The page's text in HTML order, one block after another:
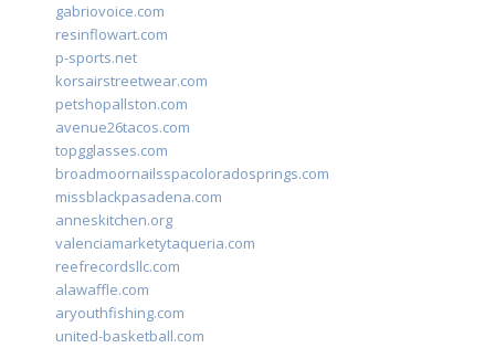
gabriovoice.com
resinflowart.com
p-sports.net
korsairstreetwear.com
petshopallston.com
avenue26tacos.com
topgglasses.com
broadmoornailsspacoloradosprings.com
missblackpasadena.com
anneskitchen.org
valenciamarketytaqueria.com
reefrecordsllc.com
alawaffle.com
aryouthfishing.com
united-basketball.com